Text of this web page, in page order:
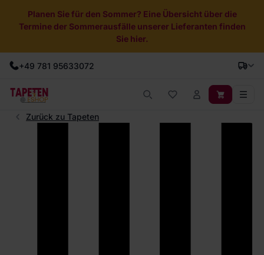
Planen Sie für den Sommer? Eine Übersicht über die
Termine der Sommerausfälle unserer Lieferanten finden
Sie hier.
+49 781 95633072
Zurück zu Tapeten